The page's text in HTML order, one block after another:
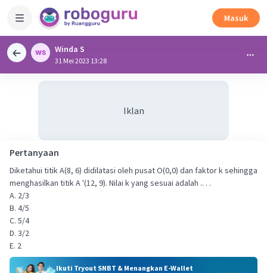
Masuk
Winda S
31 Mei 2023 13:28
Iklan
Pertanyaan
Diketahui titik A(8, 6) didilatasi oleh pusat O(0,0) dan faktor k sehingga
menghasilkan titik A '(12, 9). Nilai k yang sesuai adalah .. . .
A. 2/3
B. 4/5
C. 5/4
D. 3/2
E. 2
Ikuti Tryout SNBT & Menangkan E-Wallet